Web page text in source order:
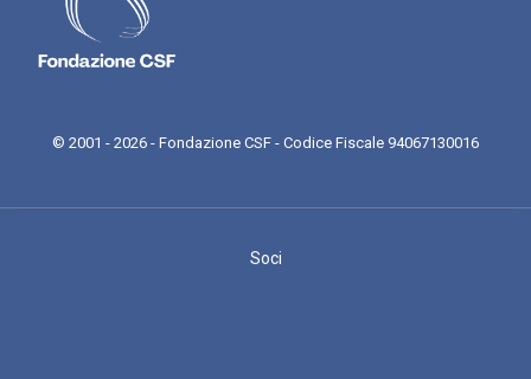
© 2001 - 2026 - Fondazione CSF - Codice Fiscale 94067130016
Soci